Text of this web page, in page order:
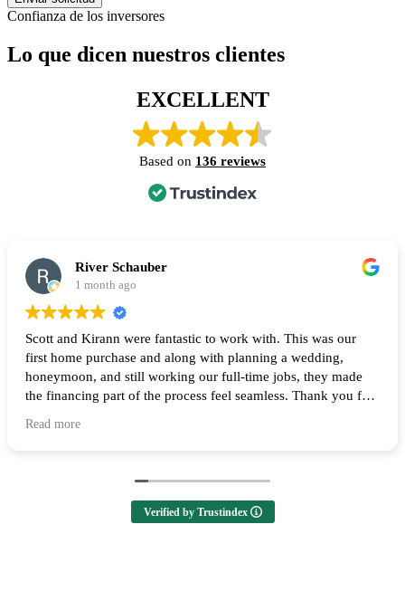
Confianza de los inversores
Lo que dicen nuestros clientes
EXCELLENT
Based on 136 reviews
River Schauber
1 month ago
Scott and Kirann were fantastic to work with. This was our
first home purchase and along with planning a wedding,
honeymoon, and still working our full-time jobs, they made
the financing part of the process feel seamless. Thank you for
Read more
Verified by Trustindex